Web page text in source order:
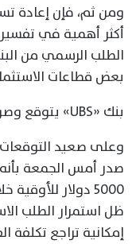
ومن ثم، فإن إعادة
أكثر أهمية في تفسير
الطلب الرسمي من
بعض قطاعات
بنك «UBS» يتوقع وصول الذهب إلى 5000 دولار
صدر أمس الجمعة
ظل استمرار الطلب
إمكانية تراجع تكلفة